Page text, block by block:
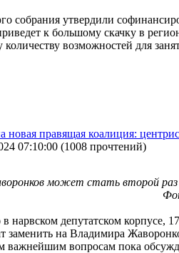
собрания утвердили
к большому скачку в
возможностей для
новая правящая коалиция:
07:10:00 (1008 прочтений)
может стать второй раз
депутатском корпусе,
заменить на Владимира
вопросам пока